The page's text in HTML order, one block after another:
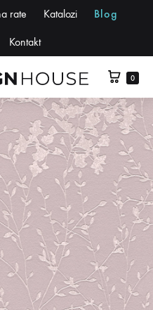
rate Katalozi Blog
Kontakt
0